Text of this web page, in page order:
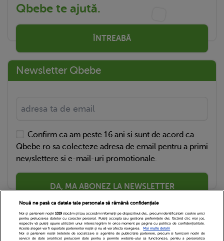
Qbebe te ajută.
ÎNTREABĂ
Newsletter Qbebe
Confirm ca am peste 16 ani si sunt de acord ca
Qbebe.ro sa colecteze adresa de email pentru a primi
newslettere si e-mail-uri promotionale.
DA, MA ABONEZ LA NEWSLETTER
Nouă ne pasă ca datele tale personale să rămână confidențiale
Noi și partenerii noștri 1019stocăm și/sau accesăm informații pe dispozitivul dvs., precum identificatorii cookie unici
pentru prelucrarea datelor cu caracter personal. Puteți accepta sau gestiona preferințele dvs. făcând clic mai jos,
respectiv vă puteți opune utilizării unui interes legitim în orice moment pe pagina cu politica de confidențialitate.
Aceste alegeri vor fi raportate partenerilor noștri și nu vă vor afecta navigarea.
Mai multe detalii
Noi si partenerii nostri (retelele de socializare si agentiile de publicitate partenere, precum si furnizorii nostri de
servicii de date analitice) prelucram date pentru a permite website-ului sa functioneze, pentru a personaliza